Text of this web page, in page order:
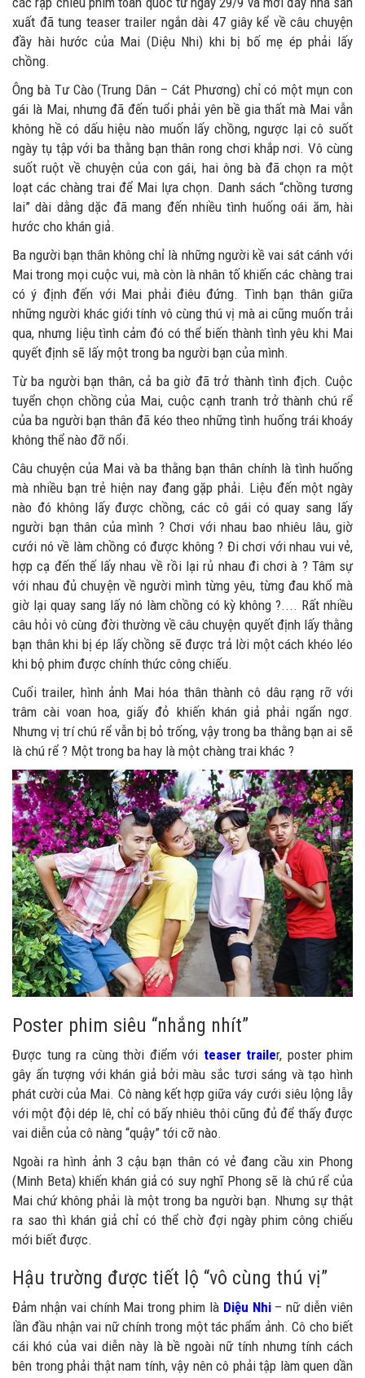
xuất đã tung teaser trailer ngắn dài 47 giây kể về câu chuyện
đầy hài hước của Mai (Diệu Nhi) khi bị bố mẹ ép phải lấy
chồng.
Ông bà Tư Cào (Trung Dân – Cát Phương) chỉ có một mụn con
gái là Mai, nhưng đã đến tuổi phải yên bề gia thất mà Mai vẫn
không hề có dấu hiệu nào muốn lấy chồng, ngược lại cô suốt
ngày tụ tập với ba thằng bạn thân rong chơi khắp nơi. Vô cùng
suốt ruột về chuyện của con gái, hai ông bà đã chọn ra một
loạt các chàng trai để Mai lựa chọn. Danh sách “chồng tương
lai” dài dằng dặc đã mang đến nhiều tình huống oái ăm, hài
hước cho khán giả.
Ba người bạn thân không chỉ là những người kề vai sát cánh với
Mai trong mọi cuộc vui, mà còn là nhân tố khiến các chàng trai
có ý định đến với Mai phải điêu đứng. Tình bạn thân giữa
những người khác giới tính vô cùng thú vị mà ai cũng muốn trải
qua, nhưng liệu tình cảm đó có thể biến thành tình yêu khi Mai
quyết định sẽ lấy một trong ba người bạn của mình.
Từ ba người bạn thân, cả ba giờ đã trở thành tình địch. Cuộc
tuyển chọn chồng của Mai, cuộc cạnh tranh trở thành chú rể
của ba người bạn thân đã kéo theo những tình huống trái khoáy
không thể nào đỡ nổi.
Câu chuyện của Mai và ba thằng bạn thân chính là tình huống
mà nhiều bạn trẻ hiện nay đang gặp phải. Liệu đến một ngày
nào đó không lấy được chồng, các cô gái có quay sang lấy
người bạn thân của mình ? Chơi với nhau bao nhiêu lâu, giờ
cưới nó về làm chồng có được không ? Đi chơi với nhau vui vẻ,
hợp cạ đến thế lấy nhau về rồi lại rủ nhau đi chơi à ? Tâm sự
với nhau đủ chuyện về người mình từng yêu, từng đau khổ mà
giờ lại quay sang lấy nó làm chồng có kỳ không ?.... Rất nhiều
câu hỏi vô cùng đời thường về câu chuyện quyết định lấy thằng
bạn thân khi bị ép lấy chồng sẽ được trả lời một cách khéo léo
khi bộ phim được chính thức công chiếu.
Cuối trailer, hình ảnh Mai hóa thân thành cô dâu rạng rỡ với
trâm cài voan hoa, giấy đỏ khiến khán giả phải ngẩn ngơ.
Nhưng vị trí chú rể vẫn bị bỏ trống, vậy trong ba thằng bạn ai sẽ
là chú rể ? Một trong ba hay là một chàng trai khác ?
Poster phim siêu “nhắng nhít”
Được tung ra cùng thời điểm với teaser trailer, poster phim
gây ấn tượng với khán giả bởi màu sắc tươi sáng và tạo hình
phát cười của Mai. Cô nàng kết hợp giữa váy cưới siêu lộng lẫy
với một đội dép lê, chỉ có bấy nhiêu thôi cũng đủ để thấy được
vai diễn của cô nàng “quậy” tới cỡ nào.
Ngoài ra hình ảnh 3 cậu bạn thân có vẻ đang cầu xin Phong
(Minh Beta) khiến khán giả có suy nghĩ Phong sẽ là chú rể của
Mai chứ không phải là một trong ba người bạn. Nhưng sự thật
ra sao thì khán giả chỉ có thể chờ đợi ngày phim công chiếu
mới biết được.
Hậu trường được tiết lộ “vô cùng thú vị”
Đảm nhận vai chính Mai trong phim là Diệu Nhi– nữ diễn viên
lần đầu nhận vai nữ chính trong một tác phẩm ảnh. Cô cho biết
cái khó của vai diễn này là bề ngoài nữ tính nhưng tính cách
bên trong phải thật nam tính, vậy nên cô phải tập làm quen dần